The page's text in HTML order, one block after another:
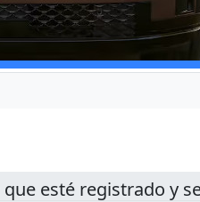
esté registrado y